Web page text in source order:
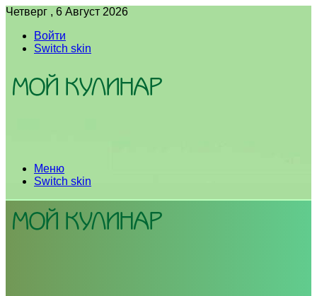
Четверг , 6 Август 2026
Войти
Switch skin
Меню
Switch skin